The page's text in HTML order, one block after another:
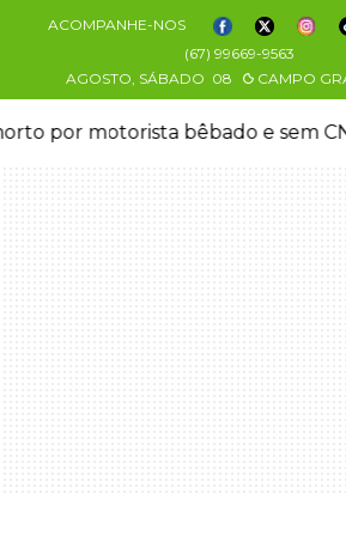
ACOMPANHE-NOS
(67) 99669-9563
AGOSTO, SÁBADO 08 CAMPO
por motorista bêbado e sem